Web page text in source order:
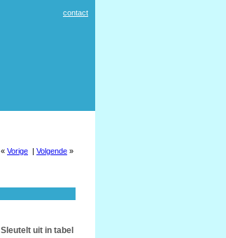
contact
« Vorige | Volgende »
Sleutelt uit in tabel